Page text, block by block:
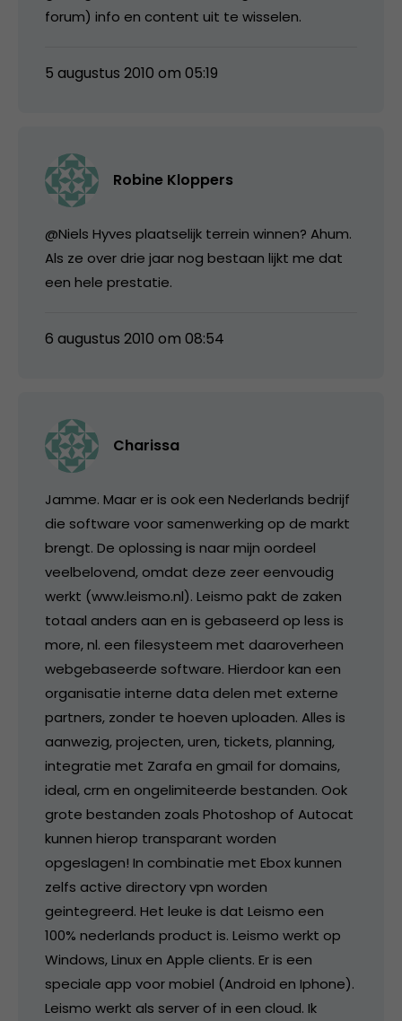
forum) info en content uit te wisselen.
5 augustus 2010 om 05:19
Robine Kloppers
@Niels Hyves plaatselijk terrein winnen? Ahum.
Als ze over drie jaar nog bestaan lijkt me dat
een hele prestatie.
6 augustus 2010 om 08:54
Charissa
Jamme. Maar er is ook een Nederlands bedrijf
die software voor samenwerking op de markt
brengt. De oplossing is naar mijn oordeel
veelbelovend, omdat deze zeer eenvoudig
werkt (www.leismo.nl). Leismo pakt de zaken
totaal anders aan en is gebaseerd op less is
more, nl. een filesysteem met daaroverheen
webgebaseerde software. Hierdoor kan een
organisatie interne data delen met externe
partners, zonder te hoeven uploaden. Alles is
aanwezig, projecten, uren, tickets, planning,
integratie met Zarafa en gmail for domains,
ideal, crm en ongelimiteerde bestanden. Ook
grote bestanden zoals Photoshop of Autocat
kunnen hierop transparant worden
opgeslagen! In combinatie met Ebox kunnen
zelfs active directory vpn worden
geintegreerd. Het leuke is dat Leismo een
100% nederlands product is. Leismo werkt op
Windows, Linux en Apple clients. Er is een
speciale app voor mobiel (Android en Iphone).
Leismo werkt als server of in een cloud. Ik